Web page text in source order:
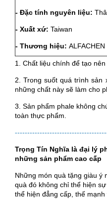
- Đặc tính nguyên liệu:
- Xuất xứ: Taiwan
- Thương hiệu: ALFACHEN
1. Chất liệu chính để tạo
2. Trong suốt quá trình sản
những chất này sẽ làm cho
3. Sản phẩm phale không
toàn thực phẩm.
Trọng Tín Nghĩa là đại lý
những sản phẩm cao cấp
Những món quà tặng giàu ý
quà đó không chỉ thể hiện
thể hiện đẳng cấp, thế